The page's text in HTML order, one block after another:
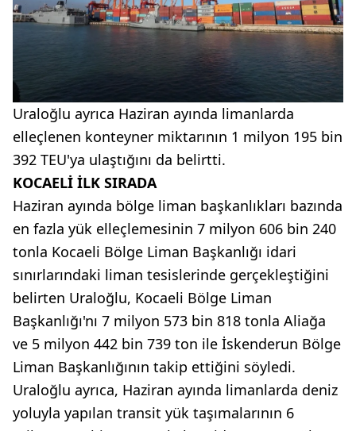
Uraloğlu ayrıca Haziran ayında limanlarda
elleçlenen konteyner miktarının 1 milyon 195 bin
392 TEU'ya ulaştığını da belirtti.
KOCAELİ İLK SIRADA
Haziran ayında bölge liman başkanlıkları bazında
en fazla yük elleçlemesinin 7 milyon 606 bin 240
tonla Kocaeli Bölge Liman Başkanlığı idari
sınırlarındaki liman tesislerinde gerçekleştiğini
belirten Uraloğlu, Kocaeli Bölge Liman
Başkanlığı'nı 7 milyon 573 bin 818 tonla Aliağa
ve 5 milyon 442 bin 739 ton ile İskenderun Bölge
Liman Başkanlığının takip ettiğini söyledi.
Uraloğlu ayrıca, Haziran ayında limanlarda deniz
yoluyla yapılan transit yük taşımalarının 6